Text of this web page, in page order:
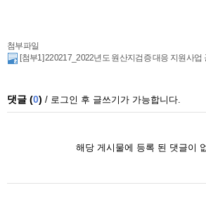
첨부파일
[첨부1] 220217_2022년도 원산지검증 대응 지원사업